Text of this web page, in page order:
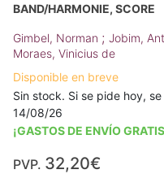
BAND/HARMONIE, SCORE
Gimbel, Norman ; Jobim,
Moraes, Vinicius de
Disponible en breve
Sin stock. Si se pide hoy,
14/08/26
¡GASTOS DE ENVÍO
PVP. 32,20€